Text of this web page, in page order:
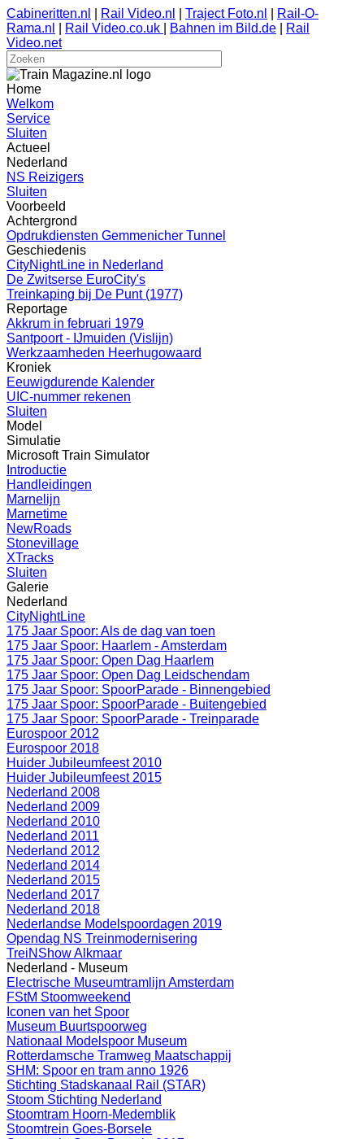
Cabineritten.nl Rail Video.nl Traject Foto.nl
Rail-O-
Rama.nl
Rail Video.co.uk Bahnen im Bild.de
Rail
Video.net
Home
Welkom
Service
Sluiten
Actueel
Nederland
NS Reizigers
Sluiten
Voorbeeld
Achtergrond
Opdrukdiensten Gemmenicher Tunnel
Geschiedenis
CityNightLine in Nederland
De Zwitserse EuroCity's
Treinkaping bij De Punt (1977)
Reportage
Akkrum in februari 1979
Santpoort - IJmuiden (Vislijn)
Werkzaamheden Heerhugowaard
Kroniek
Eeuwigdurende Kalender
UIC-nummer rekenen
Sluiten
Model
Simulatie
Microsoft Train Simulator
Introductie
Handleidingen
Marnelijn
Marnetime
NewRoads
Stonevillage
XTracks
Sluiten
Galerie
Nederland
CityNightLine
175 Jaar Spoor: Als de dag van toen
175 Jaar Spoor: Haarlem - Amsterdam
175 Jaar Spoor: Open Dag Haarlem
175 Jaar Spoor: Open Dag Leidschendam
175 Jaar Spoor: SpoorParade - Binnengebied
175 Jaar Spoor: SpoorParade - Buitengebied
175 Jaar Spoor: SpoorParade - Treinparade
Eurospoor 2012
Eurospoor 2018
Huider Jubileumfeest 2010
Huider Jubileumfeest 2015
Nederland 2008
Nederland 2009
Nederland 2010
Nederland 2011
Nederland 2012
Nederland 2014
Nederland 2015
Nederland 2017
Nederland 2018
Nederlandse Modelspoordagen 2019
Opendag NS Treinmodernisering
TreiNShow Alkmaar
Nederland - Museum
Electrische Museumtramlijn Amsterdam
FStM Stoomweekend
Iconen van het Spoor
Museum Buurtspoorweg
Nationaal Modelspoor Museum
Rotterdamsche Tramweg Maatschappij
SHM: Spoor en tram anno 1926
Stichting Stadskanaal Rail (STAR)
Stoom Stichting Nederland
Stoomtram Hoorn-Medemblik
Stoomtrein Goes-Borsele